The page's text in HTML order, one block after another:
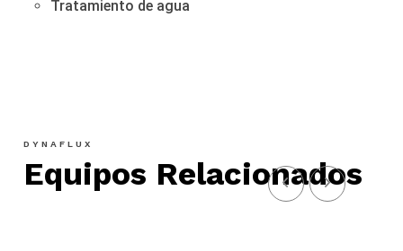
Tratamiento de agua
DYNAFLUX
Equipos Relacionados